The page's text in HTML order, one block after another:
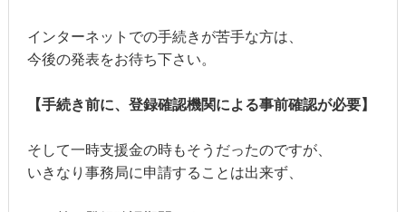
インターネットでの手続きが苦手な方は、
今後の発表をお待ち下さい。
【手続き前に、登録確認機関による事前確認が必要】
そして一時支援金の時もそうだったのですが、
いきなり事務局に申請することは出来ず、